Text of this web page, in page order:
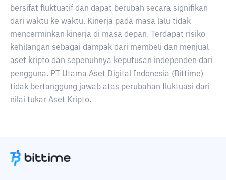
bersifat fluktuatif dan dapat berubah secara signifikan
dari waktu ke waktu. Kinerja pada masa lalu tidak
mencerminkan kinerja di masa depan. Terdapat risiko
kehilangan sebagai dampak dari membeli dan menjual
aset kripto dan sepenuhnya keputusan independen dari
pengguna. PT Utama Aset Digital Indonesia (Bittime)
tidak bertanggung jawab atas perubahan fluktuasi dari
nilai tukar Aset Kripto.